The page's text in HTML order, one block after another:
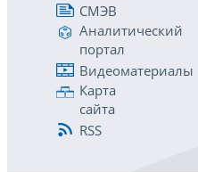
СМЭВ
Аналитический
портал
Видеоматериалы
Карта
сайта
RSS